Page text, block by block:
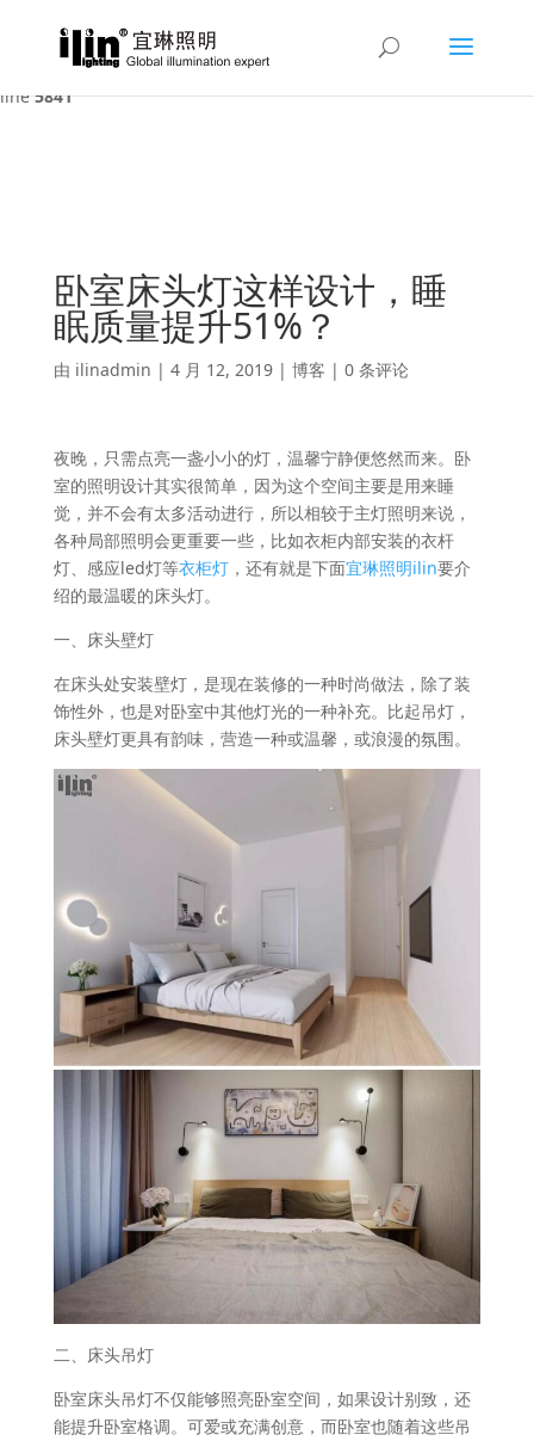
Warning : A non-numeric value encountered in
/var/www/html/ilin/wp-content/themes/Divi/functions.php
line5841
卧室床头灯这样设计，睡
眠质量提升51%？
由 ilinadmin | 4 月 12, 2019| 博客 | 0 条评论
夜晚，只需点亮一盏小小的灯，温馨宁静便悠然而来。卧
室的照明设计其实很简单，因为这个空间主要是用来睡
觉，并不会有太多活动进行，所以相较于主灯照明来说，
各种局部照明会更重要一些，比如衣柜内部安装的衣杆
灯、感应led灯等衣柜灯，还有就是下面宜琳照明ilin要介
绍的最温暖的床头灯。
一、床头壁灯
在床头处安装壁灯，是现在装修的一种时尚做法，除了装
饰性外，也是对卧室中其他灯光的一种补充。比起吊灯，
床头壁灯更具有韵味，营造一种或温馨，或浪漫的氛围。
二、床头吊灯
卧室床头吊灯不仅能够照亮卧室空间，如果设计别致，还
能提升卧室格调。可爱或充满创意，而卧室也随着这些吊